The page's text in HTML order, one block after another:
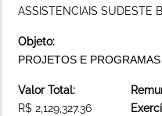
ASSISTENCIAIS SUDESTE
Objeto:
PROJETOS E
Valor Total:
R$ 2,129,327.36